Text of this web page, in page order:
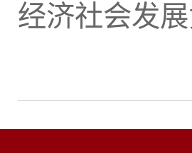
经济社会发